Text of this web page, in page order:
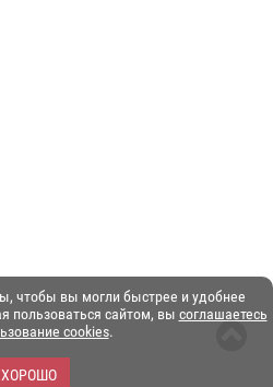
чтобы вы могли быстрее и удобнее
пользоваться сайтом, вы соглашаетесь
cookies.
ХОРОШО